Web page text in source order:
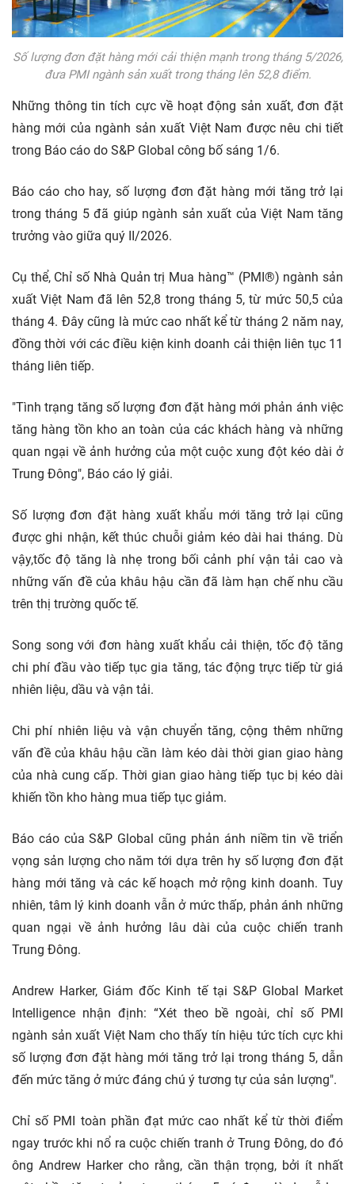
Số lượng đơn đặt hàng mới cải thiện mạnh trong tháng 5/2026,
đưa PMI ngành sản xuất trong tháng lên 52,8 điểm.
Những thông tin tích cực về hoạt động sản xuất, đơn đặt
hàng mới của ngành sản xuất Việt Nam được nêu chi tiết
trong Báo cáo do S&P Global công bố sáng 1/6.
Báo cáo cho hay, số lượng đơn đặt hàng mới tăng trở lại
trong tháng 5 đã giúp ngành sản xuất của Việt Nam tăng
trưởng vào giữa quý II/2026.
Cụ thể, Chỉ số Nhà Quản trị Mua hàng™ (PMI®) ngành sản
xuất Việt Nam đã lên 52,8 trong tháng 5, từ mức 50,5 của
tháng 4. Đây cũng là mức cao nhất kể từ tháng 2 năm nay,
đồng thời với các điều kiện kinh doanh cải thiện liên tục 11
tháng liên tiếp.
"Tình trạng tăng số lượng đơn đặt hàng mới phản ánh việc
tăng hàng tồn kho an toàn của các khách hàng và những
quan ngại về ảnh hưởng của một cuộc xung đột kéo dài ở
Trung Đông", Báo cáo lý giải.
Số lượng đơn đặt hàng xuất khẩu mới tăng trở lại cũng
được ghi nhận, kết thúc chuỗi giảm kéo dài hai tháng. Dù
vậy,tốc độ tăng là nhẹ trong bối cảnh phí vận tải cao và
những vấn đề của khâu hậu cần đã làm hạn chế nhu cầu
trên thị trường quốc tế.
Song song với đơn hàng xuất khẩu cải thiện, tốc độ tăng
chi phí đầu vào tiếp tục gia tăng, tác động trực tiếp từ giá
nhiên liệu, dầu và vận tải.
Chi phí nhiên liệu và vận chuyển tăng, cộng thêm những
vấn đề của khâu hậu cần làm kéo dài thời gian giao hàng
của nhà cung cấp. Thời gian giao hàng tiếp tục bị kéo dài
khiến tồn kho hàng mua tiếp tục giảm.
Báo cáo của S&P Global cũng phản ánh niềm tin về triển
vọng sản lượng cho năm tới dựa trên hy số lượng đơn đặt
hàng mới tăng và các kế hoạch mở rộng kinh doanh. Tuy
nhiên, tâm lý kinh doanh vẫn ở mức thấp, phản ánh những
quan ngại về ảnh hưởng lâu dài của cuộc chiến tranh
Trung Đông.
Andrew Harker, Giám đốc Kinh tế tại S&P Global Market
Intelligence nhận định: “Xét theo bề ngoài, chỉ số PMI
ngành sản xuất Việt Nam cho thấy tín hiệu tức tích cực khi
số lượng đơn đặt hàng mới tăng trở lại trong tháng 5, dẫn
đến mức tăng ở mức đáng chú ý tương tự của sản lượng".
Chỉ số PMI toàn phần đạt mức cao nhất kể từ thời điểm
ngay trước khi nổ ra cuộc chiến tranh ở Trung Đông, do đó
ông Andrew Harker cho rằng, cần thận trọng, bởi ít nhất